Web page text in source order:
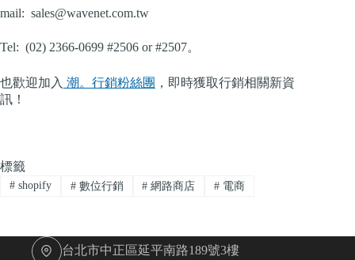
mail: sales@wavenet.com.tw
Tel: (02) 2366-0699 #2506 or #2507。
也歡迎加入 潮。行銷粉絲團 ，即時獲取行銷相關新資
訊！
標籤
#shopify #數位行銷 # 網路商店 # 電商
台北市中正區延平南路189號3樓